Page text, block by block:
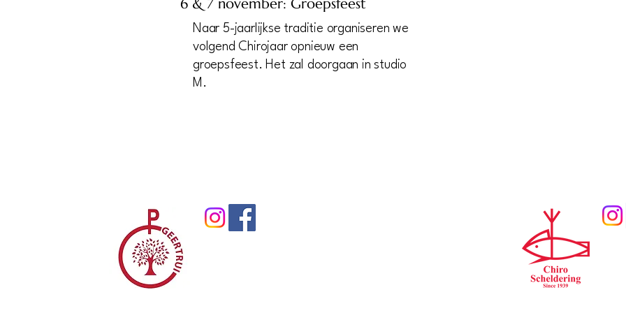
6 & 7 november: Groepsfeest
Naar 5-jaarlijkse traditie organiseren we
volgend Chirojaar opnieuw een
groepsfeest. Het zal doorgaan in studio
M.